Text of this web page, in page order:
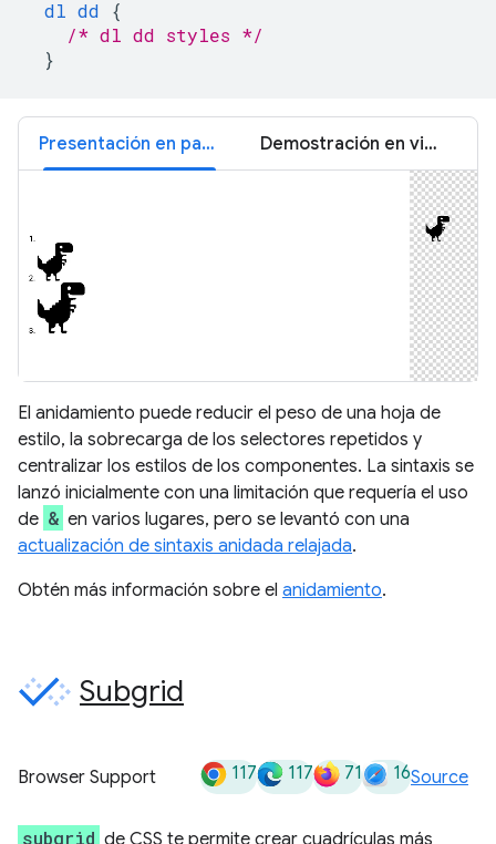
dl dd
{
/* dl dd styles */
}
Presentación en pantalla sobre el período de prueba Demostración en vivo de Nesting
El anidamiento puede reducir el peso de una hoja de
estilo, la sobrecarga de los selectores repetidos y
centralizar los estilos de los componentes. La sintaxis se
lanzó inicialmente con una limitación que requería el uso
de & en varios lugares, pero se levantó con una
actualización de sintaxis anidada relajada.
Obtén más información sobre el anidamiento.
Subgrid
Browser Support 117 117 71 16Source
subgrid de CSS te permite crear cuadrículas más